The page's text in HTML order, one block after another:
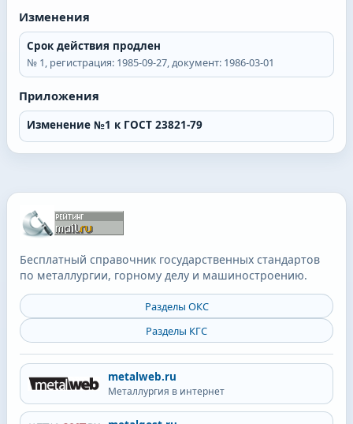
Изменения
Срок действия продлен
№ 1, регистрация: 1985-09-27, документ: 1986-03-01
Приложения
Изменение №1 к ГОСТ 23821-79
Бесплатный справочник государственных стандартов
по металлургии, горному делу и машиностроению.
Разделы ОКС
Разделы КГС
metalweb.ru
Металлургия в интернет